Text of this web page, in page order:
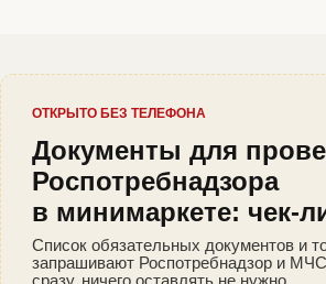
ОТКРЫТО БЕЗ ТЕЛЕФОНА
Документы для
Роспотребнадзора
в минимаркете: чек-
Список обязательных документов и
запрашивают Роспотребнадзор и
сразу, ничего оставлять не нужно.